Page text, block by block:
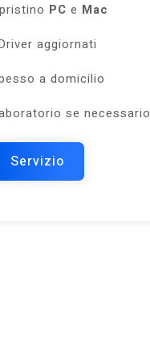
PC e Mac
aggiornati
a domicilio
se necessario